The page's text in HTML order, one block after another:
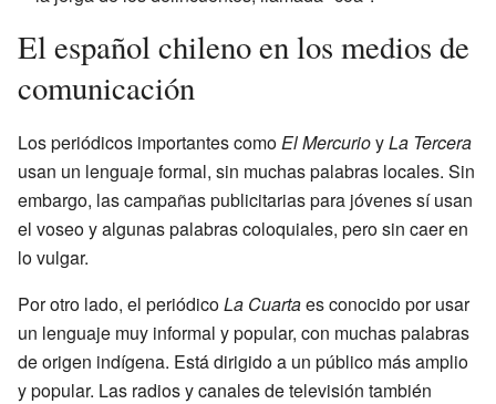
El español chileno en los medios de
comunicación
Los periódicos importantes comoEl MercurioyLa Tercera
usan un lenguaje formal, sin muchas palabras locales. Sin
embargo, las campañas publicitarias para jóvenes sí usan
el voseo y algunas palabras coloquiales, pero sin caer en
lo vulgar.
Por otro lado, el periódicoLa Cuartaes conocido por usar
un lenguaje muy informal y popular, con muchas palabras
de origen indígena. Está dirigido a un público más amplio
y popular. Las radios y canales de televisión también